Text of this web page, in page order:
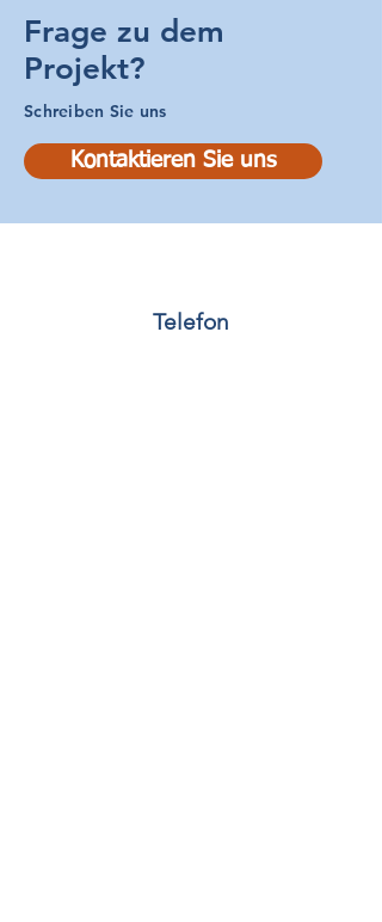
Frage zu dem
Projekt?
Schreiben Sie uns
Kontaktieren Sie uns
Telefon